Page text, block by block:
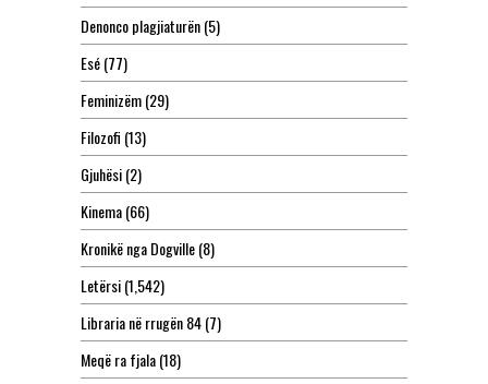
Denonco plagjiaturën(5)
Esé(77)
Feminizëm(29)
Filozofi (13)
Gjuhësi(2)
Kinema(66)
Kronikë nga Dogville(8)
Letërsi(1,542)
Libraria në rrugën 84(7)
Meqë ra fjala(18)